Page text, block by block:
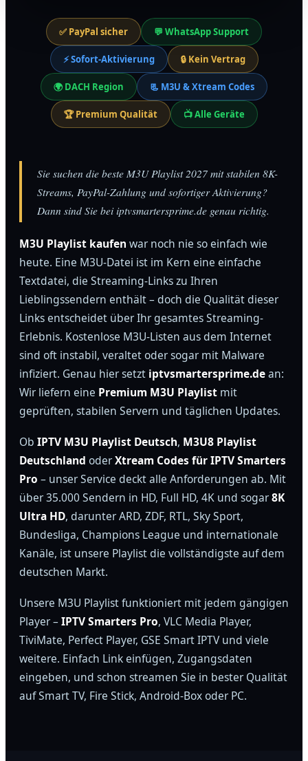
✅ PayPal sicher 💬 WhatsApp Support
⚡ Sofort-Aktivierung 🔒 Kein Vertrag
🌍 DACH Region 📃 M3U & Xtream Codes
🏆 Premium Qualität 📺 Alle Geräte
Sie suchen die beste M3U Playlist 2027 mit stabilen 8K-
Streams, PayPal-Zahlung und sofortiger Aktivierung?
Dann sind Sie bei iptvsmartersprime.de genau richtig.
M3U Playlist kaufen war noch nie so einfach wie
heute. Eine M3U-Datei ist im Kern eine einfache
Textdatei, die Streaming-Links zu Ihren
Lieblingssendern enthält – doch die Qualität dieser
Links entscheidet über Ihr gesamtes Streaming-
Erlebnis. Kostenlose M3U-Listen aus dem Internet
sind oft instabil, veraltet oder sogar mit Malware
infiziert. Genau hier setzt iptvsmartersprime.dean:
Wir liefern eine Premium M3U Playlist mit
geprüften, stabilen Servern und täglichen Updates.
Ob IPTV M3U Playlist Deutsch, M3U8 Playlist
Deutschland oderXtream Codes für IPTV Smarters
Pro – unser Service deckt alle Anforderungen ab. Mit
über 35.000 Sendern in HD, Full HD, 4K und sogar8K
Ultra HD, darunter ARD, ZDF, RTL, Sky Sport,
Bundesliga, Champions League und internationale
Kanäle, ist unsere Playlist die vollständigste auf dem
deutschen Markt.
Unsere M3U Playlist funktioniert mit jedem gängigen
Player –IPTV Smarters Pro, VLC Media Player,
TiviMate, Perfect Player, GSE Smart IPTV und viele
weitere. Einfach Link einfügen, Zugangsdaten
eingeben, und schon streamen Sie in bester Qualität
auf Smart TV, Fire Stick, Android-Box oder PC.